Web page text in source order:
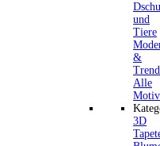
und
Tiere
&
Alle
3D